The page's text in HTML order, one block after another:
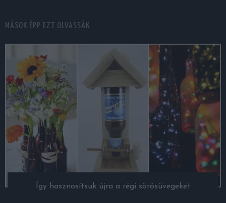
MÁSOK ÉPP EZT OLVASSÁK
Így hasznosítsuk újra a régi sörösüvegeket